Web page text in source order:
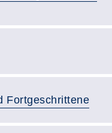
Fortgeschrittene